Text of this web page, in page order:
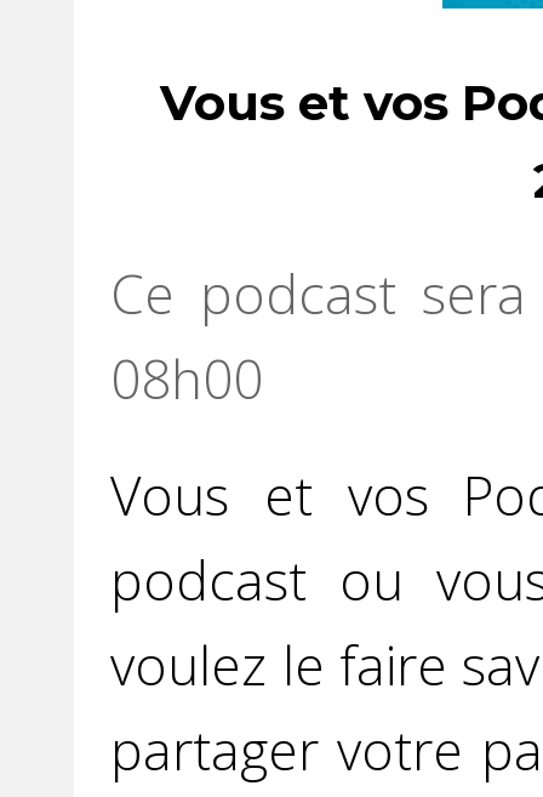
Vous et vos
Ce podcast
08h00
Vous et vos
podcast ou
voulez le faire
partager votre